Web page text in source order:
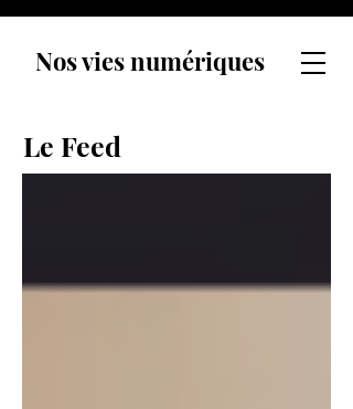
Nos vies numériques
Le Feed